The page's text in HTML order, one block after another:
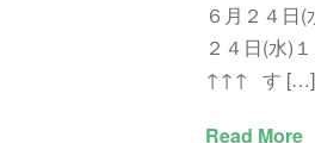
６月２４日
２４日(水)
↑↑↑ す […]
Read More